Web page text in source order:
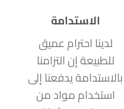
الاستدامة
لدينا احترام عميق
للطبيعة إن التزامنا
بالاستدامة يدفعنا إلى
استخدام مواد من